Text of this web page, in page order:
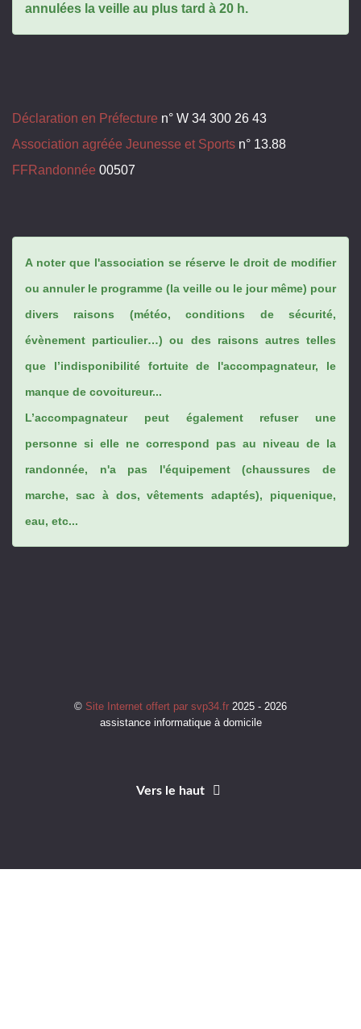
annulées la veille au plus tard à 20 h.
Déclaration en Préfecture n° W 34 300 26 43
Association agréée Jeunesse et Sports n° 13.88
FFRandonnée 00507
A noter que l'association se réserve le droit de modifier
ou annuler le programme (la veille ou le jour même) pour
divers raisons (météo, conditions de sécurité,
évènement particulier…) ou des raisons autres telles
que l’indisponibilité fortuite de l'accompagnateur, le
manque de covoitureur...
L’accompagnateur peut également refuser une
personne si elle ne correspond pas au niveau de la
randonnée, n'a pas l'équipement (chaussures de
marche, sac à dos, vêtements adaptés), piquenique,
eau, etc...
© Site Internet offert par svp34.fr 2025 - 2026
assistance informatique à domicile
Vers le haut